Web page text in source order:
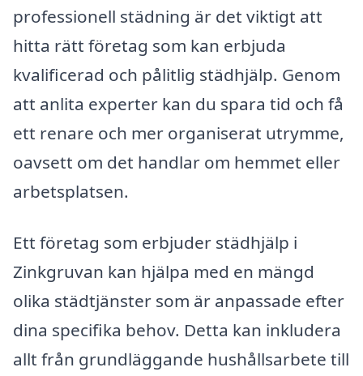
professionell städning är det viktigt att
hitta rätt företag som kan erbjuda
kvalificerad och pålitlig städhjälp. Genom
att anlita experter kan du spara tid och få
ett renare och mer organiserat utrymme,
oavsett om det handlar om hemmet eller
arbetsplatsen.
Ett företag som erbjuder städhjälp i
Zinkgruvan kan hjälpa med en mängd
olika städtjänster som är anpassade efter
dina specifika behov. Detta kan inkludera
allt från grundläggande hushållsarbete till